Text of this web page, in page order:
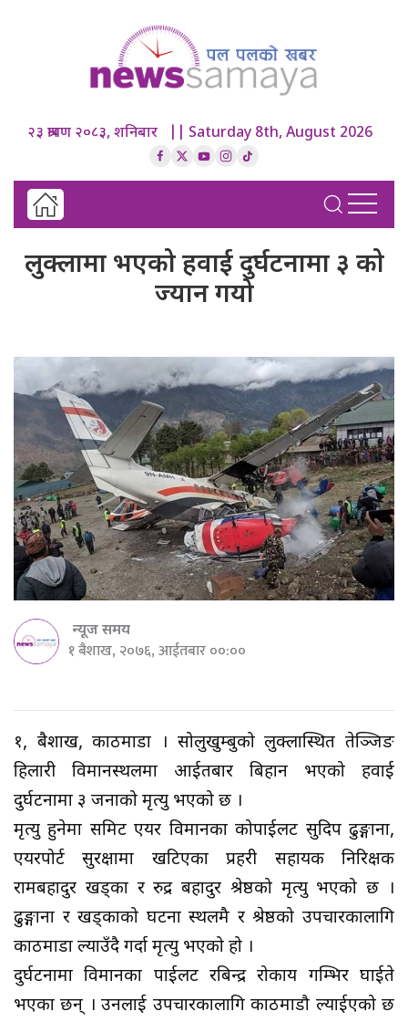
२३ श्रावण २०८३, शनिबार || Saturday 8th, August 2026
लुक्लामा भएको हवाई दुर्घटनामा ३ को
ज्यान गयो
न्यूज समय
१ बैशाख, २०७६, आईतबार ००:००
१, बैशाख, काठमाडौं । सोलुखुम्बुको लुक्लास्थित तेञ्जिङ
हिलारी विमानस्थलमा आईतबार बिहान भएको हवाई
दुर्घटनामा ३ जनाको मृत्यु भएको छ ।
मृत्यु हुनेमा समिट एयर विमानका कोपाईलट सुदिप ढुङ्गाना,
एयरपोर्ट सुरक्षामा खटिएका प्रहरी सहायक निरिक्षक
रामबहादुर खड्का र रुद्र बहादुर श्रेष्ठको मृत्यु भएको छ ।
ढुङ्गाना र खड्काको घटना स्थलमै र श्रेष्ठको उपचारकालागि
काठमाडौं ल्याउँदै गर्दा मृत्यु भएको हो ।
दुर्घटनामा विमानका पाईलट रबिन्द्र रोकाय गम्भिर घाईते
भएका छन् । उनलाई उपचारकालागि काठमाडौ ल्याईएको छ